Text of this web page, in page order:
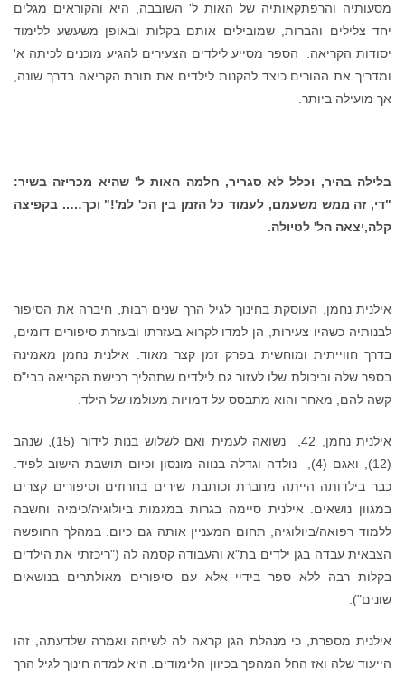
מסעותיה והרפתקאותיה של האות ל' השובבה, היא והקוראים מגלים
יחד צלילים והברות, שמובילים אותם בקלות ובאופן משעשע ללימוד
יסודות הקריאה. הספר מסייע לילדים הצעירים להגיע מוכנים לכיתה א'
ומדריך את ההורים כיצד להקנות לילדים את תורת הקריאה בדרך שונה,
אך מועילה ביותר.
בלילה בהיר, וכלל לא סגריר, חלמה האות ל' שהיא מכריזה בשיר:
"די, זה ממש משעמם, לעמוד כל הזמן בין הכ' למ'!" וכך….. בקפיצה
קלה,יצאה הל' לטיולה.
אילנית נחמן, העוסקת בחינוך לגיל הרך שנים רבות, חיברה את הסיפור
לבנותיה כשהיו צעירות, הן למדו לקרוא בעזרתו ובעזרת סיפורים דומים,
בדרך חווייתית ומוחשית בפרק זמן קצר מאוד. אילנית נחמן מאמינה
בספר שלה וביכולת שלו לעזור גם לילדים שתהליך רכישת הקריאה בבי"ס
קשה להם, מאחר והוא מתבסס על דמויות מעולמו של הילד.
אילנית נחמן, 42, נשואה לעמית ואם לשלוש בנות לידור (15), שנהב
(12), ואגם (4), נולדה וגדלה בנווה מונסון וכיום תושבת הישוב לפיד.
כבר בילדותה הייתה מחברת וכותבת שירים בחרוזים וסיפורים קצרים
במגוון נושאים. אילנית סיימה בגרות במגמות ביולוגיה/כימיה וחשבה
ללמוד רפואה/ביולוגיה, תחום המעניין אותה גם כיום. במהלך החופשה
הצבאית עבדה בגן ילדים בת"א והעבודה קסמה לה ("ריכזתי את הילדים
בקלות רבה ללא ספר בידיי אלא עם סיפורים מאולתרים בנושאים
שונים").
אילנית מספרת, כי מנהלת הגן קראה לה לשיחה ואמרה שלדעתה, זהו
הייעוד שלה ואז החל המהפך בכיוון הלימודים. היא למדה חינוך לגיל הרך